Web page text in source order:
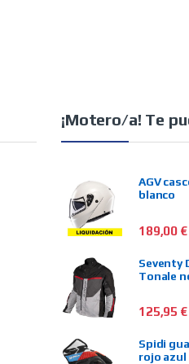
¡Motero/a! Te
AGV
blanco
189,00 €
Seventy
Tonale
125,95 €
Spidi
rojo azul